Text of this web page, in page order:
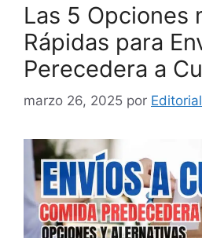
Las 5 Opciones
Rápidas para
Perecedera a
marzo 26, 2025 por Editorial